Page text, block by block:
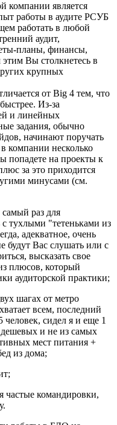
компании является
работы в аудите РСУБ
работать в любой
аудит,
планы, финансы,
Вы столкнетесь в
крупных
от Big 4 тем, что
Из-за
и линейных
задания, обычно
начинают поручать
компании несколько
попадете на проекты к
за это приходится
минусами (см.
раз для
тухлыми "тетеньками из
адекватное, очень
будут Вас слушать или с
высказать свое
плюсов, который
аудиторской практики;
шагах от метро
всем, последний
человек, сидел я и еще 1
дешевых и не из самых
мест питания +
из дома;
частые командировки,